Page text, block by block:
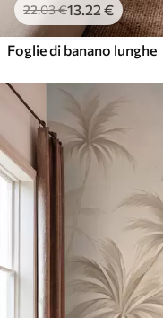
22.03€13.22 €
Foglie di banano lunghe